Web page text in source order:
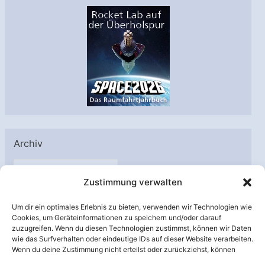
Zustimmung verwalten
Um dir ein optimales Erlebnis zu bieten, verwenden wir Technologien wie
Cookies, um Geräteinformationen zu speichern und/oder darauf
zuzugreifen. Wenn du diesen Technologien zustimmst, können wir Daten
wie das Surfverhalten oder eindeutige IDs auf dieser Website verarbeiten.
Wenn du deine Zustimmung nicht erteilst oder zurückziehst, können
Archiv
A
h
i
v
Unterstützt von: